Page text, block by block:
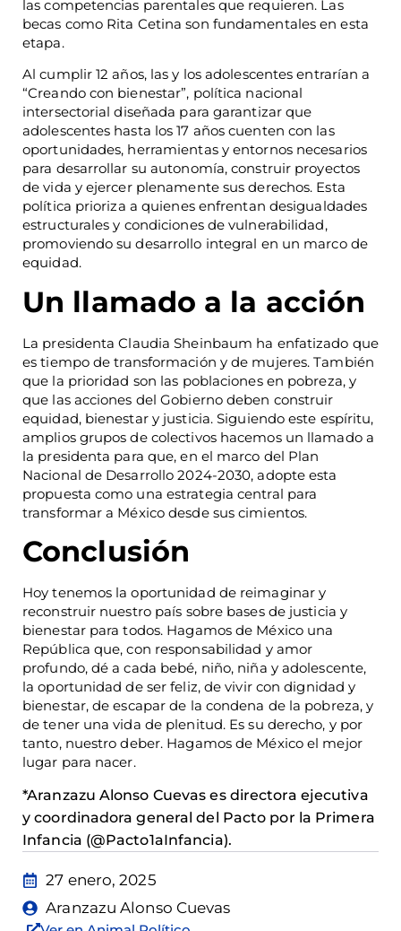
las competencias parentales que requieren. Las
becas como Rita Cetina son fundamentales en esta
etapa.
Al cumplir 12 años, las y los adolescentes entrarían a
“Creando con bienestar”, política nacional
intersectorial diseñada para garantizar que
adolescentes hasta los 17 años cuenten con las
oportunidades, herramientas y entornos necesarios
para desarrollar su autonomía, construir proyectos
de vida y ejercer plenamente sus derechos. Esta
política prioriza a quienes enfrentan desigualdades
estructurales y condiciones de vulnerabilidad,
promoviendo su desarrollo integral en un marco de
equidad.
Un llamado a la acción
La presidenta Claudia Sheinbaum ha enfatizado que
es tiempo de transformación y de mujeres. También
que la prioridad son las poblaciones en pobreza, y
que las acciones del Gobierno deben construir
equidad, bienestar y justicia. Siguiendo este espíritu,
amplios grupos de colectivos hacemos un llamado a
la presidenta para que, en el marco del Plan
Nacional de Desarrollo 2024-2030, adopte esta
propuesta como una estrategia central para
transformar a México desde sus cimientos.
Conclusión
Hoy tenemos la oportunidad de reimaginar y
reconstruir nuestro país sobre bases de justicia y
bienestar para todos. Hagamos de México una
República que, con responsabilidad y amor
profundo, dé a cada bebé, niño, niña y adolescente,
la oportunidad de ser feliz, de vivir con dignidad y
bienestar, de escapar de la condena de la pobreza, y
de tener una vida de plenitud. Es su derecho, y por
tanto, nuestro deber. Hagamos de México el mejor
lugar para nacer.
*Aranzazu Alonso Cuevas es directora ejecutiva
y coordinadora general del Pacto por la Primera
Infancia (@Pacto1aInfancia).
27 enero, 2025
Aranzazu Alonso Cuevas